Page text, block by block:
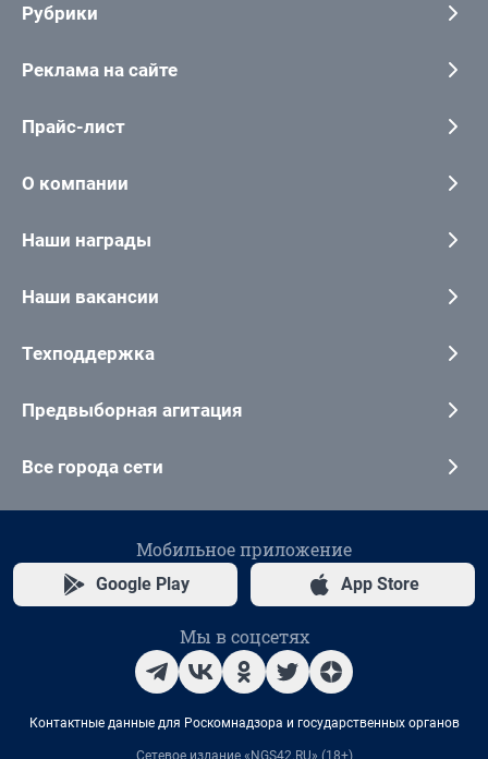
Рубрики
Реклама на сайте
Прайс-лист
О компании
Наши награды
Наши вакансии
Техподдержка
Предвыборная агитация
Все города сети
Мобильное приложение
Google Play App Store
Мы в соцсетях
Контактные данные для Роскомнадзора и государственных органов
Сетевое издание «NGS42.RU» (18+)